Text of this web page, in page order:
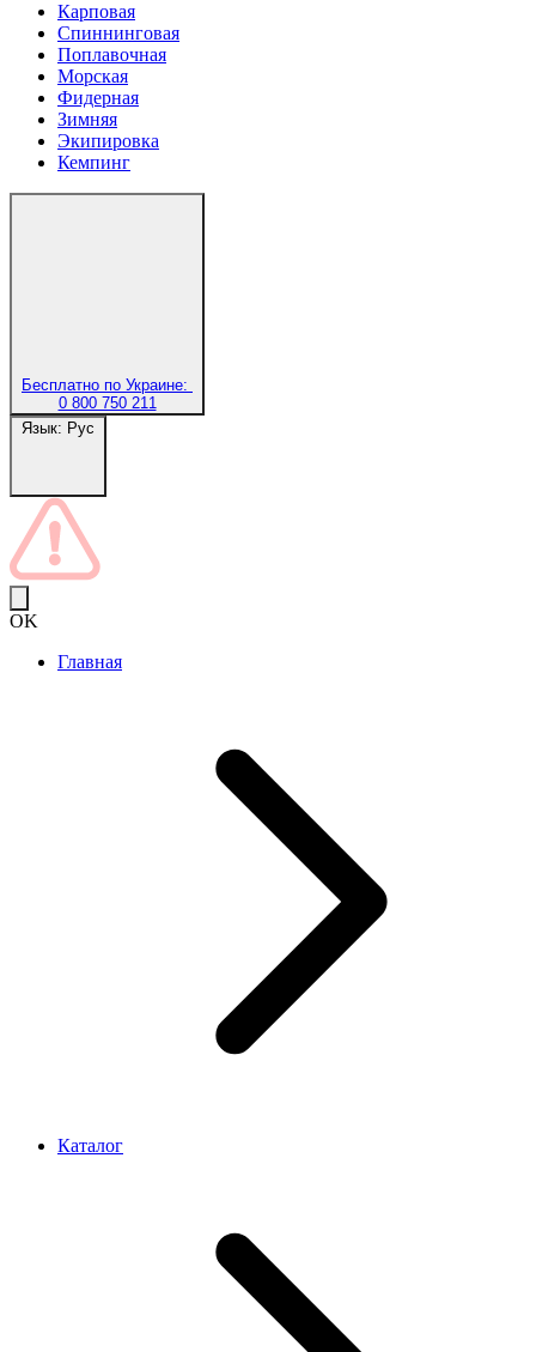
Карповая
Спиннинговая
Поплавочная
Морская
Фидерная
Зимняя
Экипировка
Кемпинг
Бесплатно по Украине:
0 800 750 211
Язык: Рус
OK
Главная
Каталог